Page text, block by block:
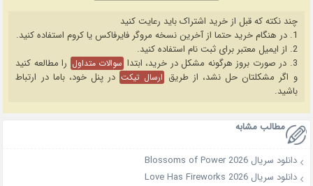
چند نکته که قبل از خرید اشتراک باید رعایت کنید
1. در هنگام خرید حتما از آخرین نسخه مروگر فایرفاکس یا کروم استفاده کنید.
2. از ایمیل معتبر برای ثبت نام استفاده کنید.
3. در صورت بروز هرگونه مشکل در خرید، ابتدا
سوالات متداول را مطالعه کنید
و اگر مشکلتان حل نشد، از طریق ارسال تیکت در پنل خود، باما در ارتباط
باشید.
مطالب مشابه
دانلود سریال Blossoms of Power 2026
دانلود سریال Love Has Fireworks 2026